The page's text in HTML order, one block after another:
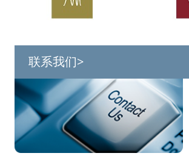
联系我们>